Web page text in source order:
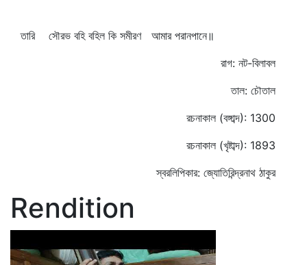
তারি সৌরভ বহি বহিল কি সমীরণ আমার পরানপানে॥
রাগ: নট-বিলাবল
তাল: চৌতাল
রচনাকাল (বঙ্গাব্দ): 1300
রচনাকাল (খৃষ্টাব্দ): 1893
স্বরলিপিকার: জ্যোতিরিন্দ্রনাথ ঠাকুর
Rendition